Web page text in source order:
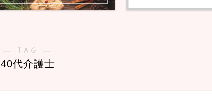
― TAG ―
40代介護士